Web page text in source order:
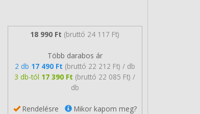
18 990 Ft (bruttó 24 117 Ft)
Több darabos ár
2 db 17 490 Ft (bruttó 22 212 Ft) / db
3 db-tól 17 390 Ft (bruttó 22 085 Ft) /
db
Rendelésre Mikor kapom meg?